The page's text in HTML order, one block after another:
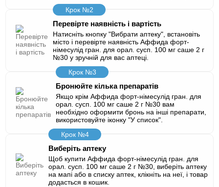
Крок №2
Перевірте наявність і вартість
Натисніть кнопку "Вибрати аптеку", встановіть
місто і перевірте наявність Аффида форт-
німесулід гран. для орал. сусп. 100 мг саше 2 г
№30 у зручній для вас аптеці.
Крок №3
Бронюйте кілька препаратів
Якщо крім Аффида форт-німесулід гран. для
орал. сусп. 100 мг саше 2 г №30 вам
необхідно оформити бронь на інші препарати,
використовуйте іконку "У список".
Крок №4
Виберіть аптеку
Щоб купити Аффида форт-німесулід гран. для
орал. сусп. 100 мг саше 2 г №30, виберіть аптеку
на мапі або в списку аптек, клікніть на неї, і товар
додасться в кошик.